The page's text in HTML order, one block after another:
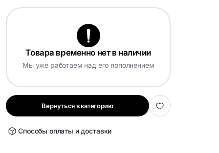
Товара временно нет в наличии
Мы уже работаем над его пополнением
Вернуться в категорию
Способы оплаты и доставки